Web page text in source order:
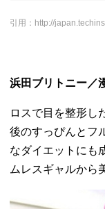
引用：http://
浜田ブリトニー／
ロスで目を整形し
後のすっぴんとフ
なダイエットにも
ムレスギャルから